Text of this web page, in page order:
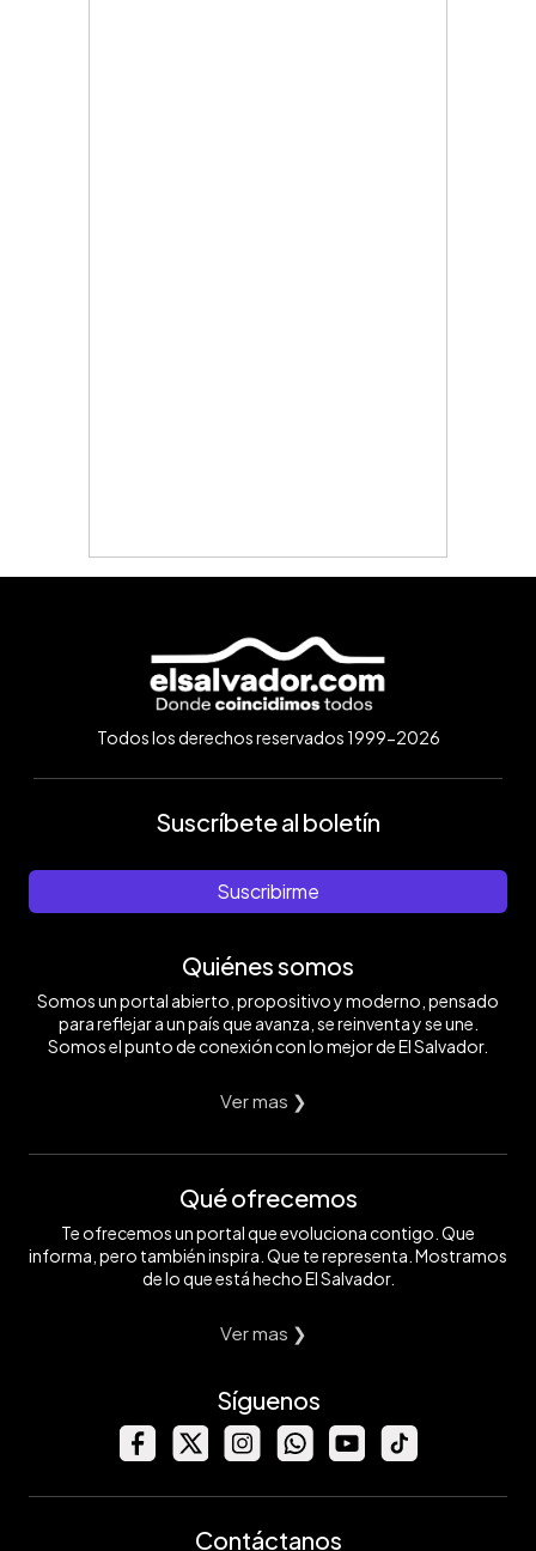
Todos los derechos reservados 1999-2026
Suscríbete al boletín
Suscribirme
Quiénes somos
Somos un portal abierto, propositivo y moderno, pensado
para reflejar a un país que avanza, se reinventa y se une.
Somos el punto de conexión con lo mejor de El Salvador.
Ver mas ❯
Qué ofrecemos
Te ofrecemos un portal que evoluciona contigo. Que
informa, pero también inspira. Que te representa. Mostramos
de lo que está hecho El Salvador.
Ver mas ❯
Síguenos
Contáctanos